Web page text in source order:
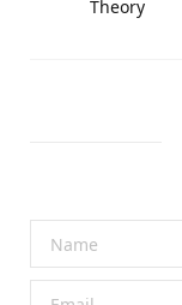
Theory